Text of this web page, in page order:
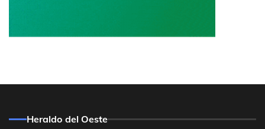
Heraldo del Oeste